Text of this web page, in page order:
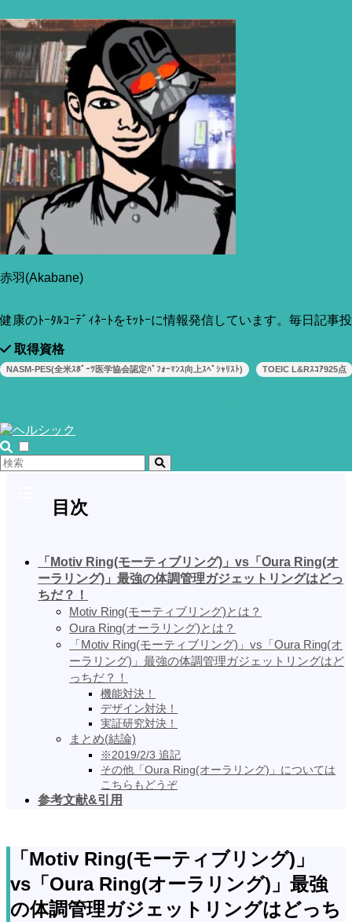
赤羽(Akabane)
健康のﾄｰﾀﾙｺｰﾃﾞｨﾈｰﾄをﾓｯﾄｰに情報発信しています。毎日記事
取得資格
NASM-PES(全米ｽﾎﾟｰﾂ医学協会認定ﾊﾟﾌｫｰﾏﾝｽ向上ｽﾍﾟｼｬﾘｽﾄ) TOEIC L&Rｽｺｱ925点
今回は新進気鋭の健康管理ガジェットリング「Motiv
Ring(モーティブリング)」と「Oura Ring(オーラリング)」の
色・サイズからお値段、アプリ機能、実証研究までを徹底比
較します。
目次
「Motiv Ring(モーティブリング)」vs「Oura Ring(オ
ーラリング)」最強の体調管理ガジェットリングはどっ
ちだ？！
Motiv Ring(モーティブリング)とは？
Oura Ring(オーラリング)とは？
「Motiv Ring(モーティブリング)」vs「Oura Ring(オ
ーラリング)」最強の体調管理ガジェットリングはど
っちだ？！
機能対決！
デザイン対決！
実証研究対決！
まとめ(結論)
※2019/2/3 追記
その他「Oura Ring(オーラリング)」については
こちらもどうぞ
参考文献&引用
「Motiv Ring(モーティブリング)」
vs「Oura Ring(オーラリング)」最強
の体調管理ガジェットリングはどっち